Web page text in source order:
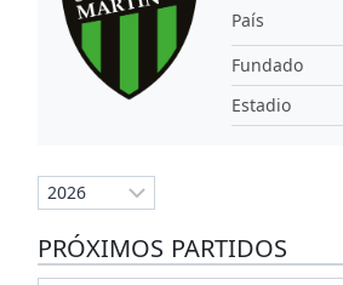
País
Fundado
Estadio
PRÓXIMOS PARTIDOS